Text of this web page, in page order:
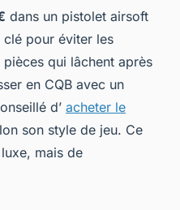
dans un pistolet airsoft
clé pour éviter les
qui lâchent après
en CQB avec un
d’ acheter le
son style de jeu. Ce
mais de